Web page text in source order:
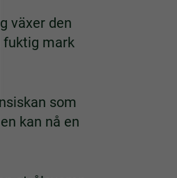
växer den
fuktig mark
som
kan nå en